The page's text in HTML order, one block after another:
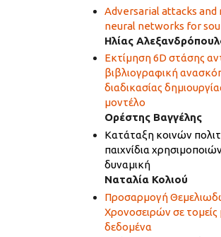
Adversarial attacks and
neural networks for
Ηλίας
Εκτίμηση 6D στάσης
βιβλιογραφική
διαδικασίας
μοντέλο
Ορέστης Βαγγέλης
Κατάταξη κοινών
παιχνίδια
δυναμική
Ναταλία Κολιού
Προσαρμογή
Χρονοσειρών σε τομείς
δεδομένα